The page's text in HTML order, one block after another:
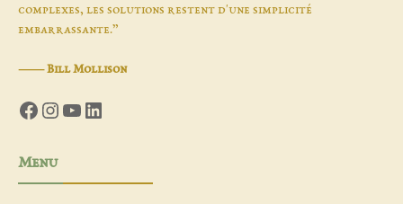
complexes, les solutions restent d'une simplicité
embarrassante.”
―Bill Mollison
Facebook
Instagram
YouTube
LinkedIn
Menu